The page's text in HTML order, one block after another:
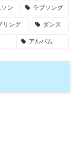
ン ラブソング
リング ダンス
アルバム